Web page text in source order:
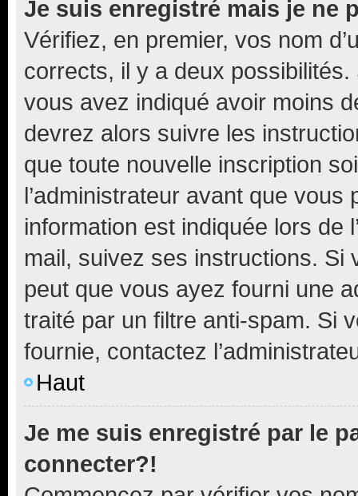
Je suis enregistré mais je ne
Vérifiez, en premier, vos nom
corrects, il y a deux
vous avez indiqué avoir moins
devrez alors suivre les
que toute nouvelle inscription
l’administrateur avant que
information est indiquée lors de
mail, suivez ses instructions. Si
peut que vous ayez fourni une
traité par un filtre anti-spam. Si
fournie, contactez
Haut
Je me suis enregistré par le
connecter?!